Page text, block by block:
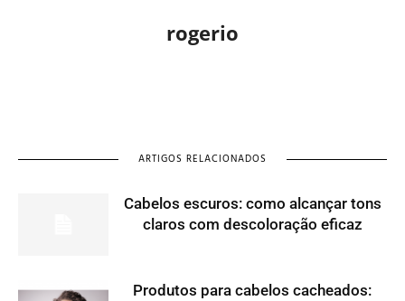
rogerio
ARTIGOS RELACIONADOS
Cabelos escuros: como alcançar tons
claros com descoloração eficaz
Produtos para cabelos cacheados: